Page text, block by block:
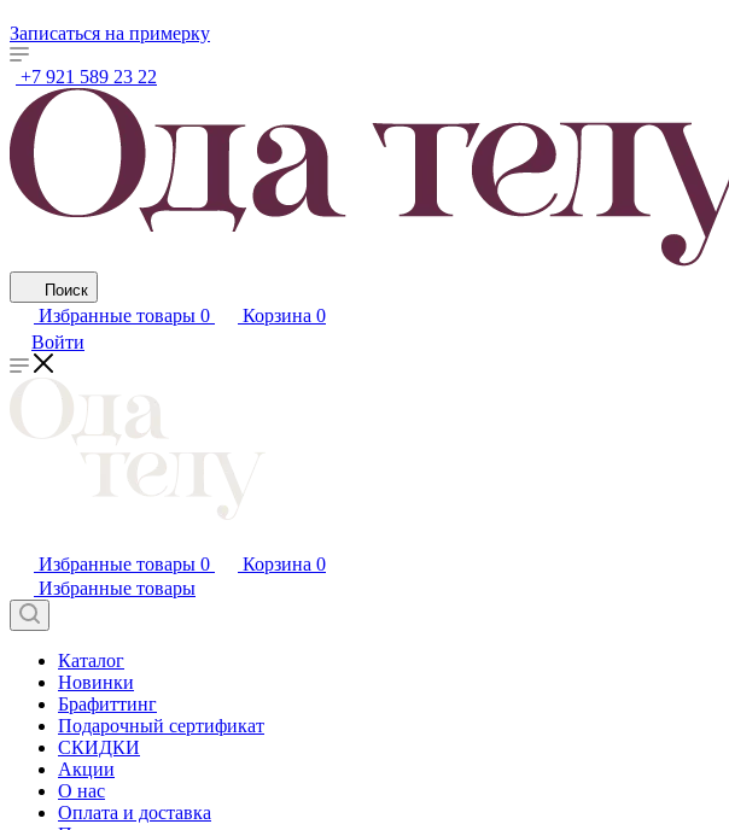
Записаться на примерку
+7 921 589 23 22
Поиск
Избранные товары 0 Корзина 0
Войти
Избранные товары 0 Корзина 0
Избранные товары
Каталог
Новинки
Брафиттинг
Подарочный сертификат
СКИДКИ
Акции
О нас
Оплата и доставка